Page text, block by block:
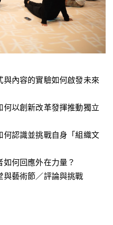
與內容的實驗如何啟發未來
何以創新改革發揮推動獨立
何認識並挑戰自身「組織文
如何回應外在力量？
與藝術節／評論與挑戰